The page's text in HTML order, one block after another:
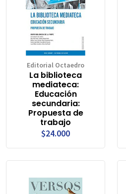
Editorial Octaedro
La biblioteca
mediateca:
Educación
secundaria:
Propuesta de
trabajo
$24.000